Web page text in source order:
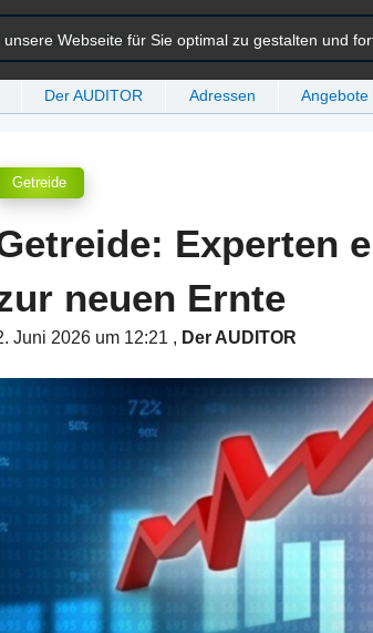
Der AUDITOR Adressen Angebote
unsere Webseite für Sie optimal zu gestalten und
Getreide
Experten
neuen Ernte
Juni 2026 um 12:21 , Der AUDITOR